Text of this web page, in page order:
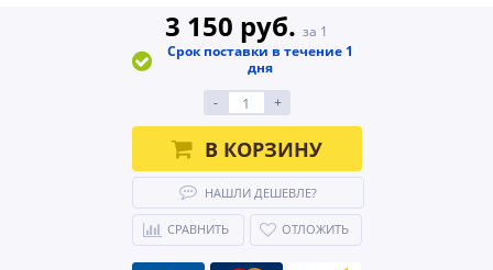
3 150 руб. за 1
Срок поставки в течение 1
дня
-
+
В КОРЗИНУ
НАШЛИ ДЕШЕВЛЕ?
СРАВНИТЬ ОТЛОЖИТЬ